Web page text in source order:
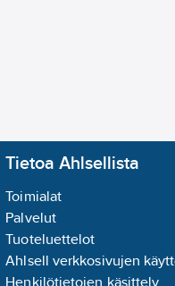
Tietoa Ahlsellista
Toimialat
Palvelut
Tuoteluettelot
Ahlsell verkkosivujen
Henkilötietojen käsittely